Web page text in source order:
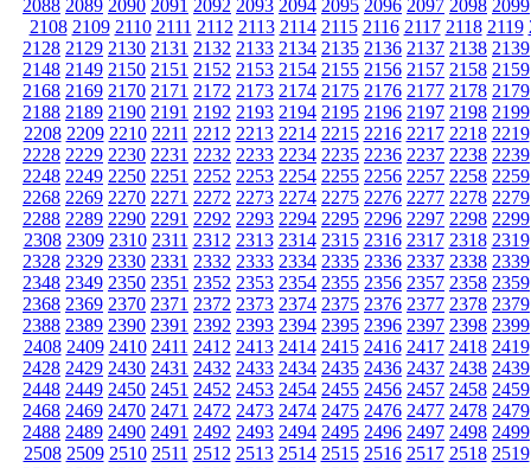
2088 2089 2090 2091 2092 2093 2094 2095 2096 2097 2098 2099
2108 2109 2110 2111 2112 2113 2114 2115 2116 2117 2118 2119
2128 2129 2130 2131 2132 2133 2134 2135 2136 2137 2138 2139
2148 2149 2150 2151 2152 2153 2154 2155 2156 2157 2158 2159
2168 2169 2170 2171 2172 2173 2174 2175 2176 2177 2178 2179
2188 2189 2190 2191 2192 2193 2194 2195 2196 2197 2198 2199
2208 2209 2210 2211 2212 2213 2214 2215 2216 2217 2218 2219
2228 2229 2230 2231 2232 2233 2234 2235 2236 2237 2238 2239
2248 2249 2250 2251 2252 2253 2254 2255 2256 2257 2258 2259
2268 2269 2270 2271 2272 2273 2274 2275 2276 2277 2278 2279
2288 2289 2290 2291 2292 2293 2294 2295 2296 2297 2298 2299
2308 2309 2310 2311 2312 2313 2314 2315 2316 2317 2318 2319
2328 2329 2330 2331 2332 2333 2334 2335 2336 2337 2338 2339
2348 2349 2350 2351 2352 2353 2354 2355 2356 2357 2358 2359
2368 2369 2370 2371 2372 2373 2374 2375 2376 2377 2378 2379
2388 2389 2390 2391 2392 2393 2394 2395 2396 2397 2398 2399
2408 2409 2410 2411 2412 2413 2414 2415 2416 2417 2418 2419
2428 2429 2430 2431 2432 2433 2434 2435 2436 2437 2438 2439
2448 2449 2450 2451 2452 2453 2454 2455 2456 2457 2458 2459
2468 2469 2470 2471 2472 2473 2474 2475 2476 2477 2478 2479
2488 2489 2490 2491 2492 2493 2494 2495 2496 2497 2498 2499
2508 2509 2510 2511 2512 2513 2514 2515 2516 2517 2518 2519